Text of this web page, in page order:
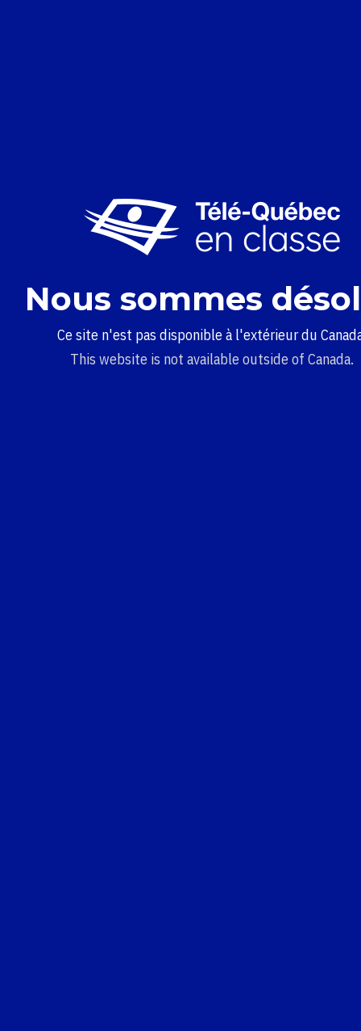
Nous sommes
Ce site n'est pas disponible à l'extérieur du
This website is not available outside of Canada.